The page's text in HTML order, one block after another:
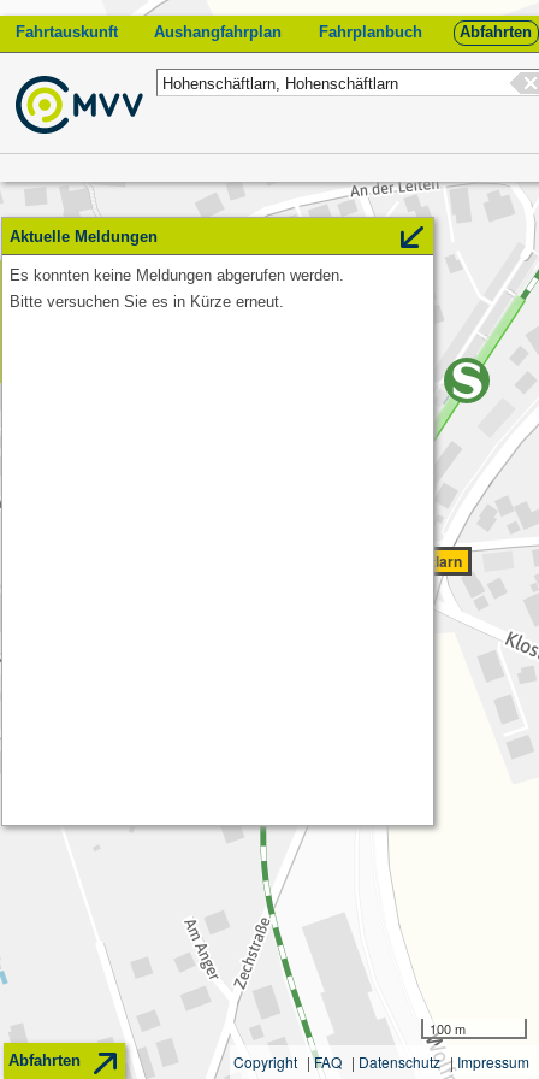
Hohenschäftlarn
100 m
Copyright |FAQ | Datenschutz | Impressum
Fahrtauskunft Aushangfahrplan Fahrplanbuch Abfahrten
Start
Feedback
Aktuelle Meldungen
Es konnten keine Meldungen abgerufen werden.
Bitte versuchen Sie es in Kürze erneut.
Abfahrten